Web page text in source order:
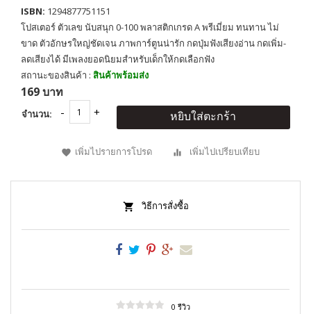
ISBN: 1294877751151
โปสเตอร์ ตัวเลข นับสนุก 0-100 พลาสติกเกรด A พรีเมี่ยม ทนทาน ไม่
ขาด ตัวอักษรใหญ่ชัดเจน ภาพการ์ตูนน่ารัก กดปุ่มฟังเสียงอ่าน กดเพิ่ม-
ลดเสียงได้ มีเพลงยอดนิยมสำหรับเด็กให้กดเลือกฟัง
สถานะของสินค้า : สินค้าพร้อมส่ง
169 บาท
จำนวน: หยิบใส่ตะกร้า
เพิ่มไปรายการโปรด เพิ่มไปเปรียบเทียบ
วิธีการสั่งซื้อ
0 รีวิว